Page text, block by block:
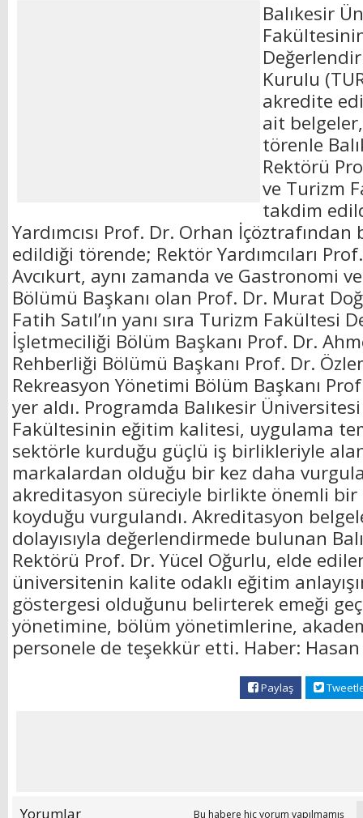
Balıkesir
Kurulu
akredite
ait
törenle
Rektörü
ve Turizm
takdim
Yardımcısı Prof. Dr. Orhan
edildiği törende; Rektör Yardımcıları
Avcıkurt, aynı zamanda ve Gastronomi
Bölümü Başkanı olan Prof. Dr. Murat
Fatih Satıl’ın yanı sıra Turizm Fakültesi
İşletmeciliği Bölüm Başkanı Prof. Dr.
Rehberliği Bölümü Başkanı Prof. Dr.
Rekreasyon Yönetimi Bölüm Başkanı
yer aldı. Programda Balıkesir
Fakültesinin eğitim kalitesi, uygulama
sektörle kurduğu güçlü iş birlikleriyle
markalardan olduğu bir kez daha
akreditasyon süreciyle birlikte önemli bir
koyduğu vurgulandı. Akreditasyon
dolayısıyla değerlendirmede bulunan
Rektörü Prof. Dr. Yücel Oğurlu, elde
üniversitenin kalite odaklı eğitim
göstergesi olduğunu belirterek emeği
yönetimine, bölüm yönetimlerine,
personele de teşekkür etti. Haber: Hasan
Paylaş
Yorumlar Bu habere hiç yorum yapılmamış